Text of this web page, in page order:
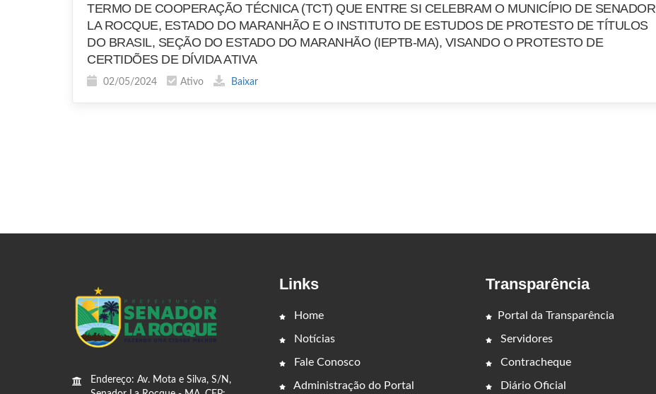
TERMO DE COOPERAÇÃO TÉCNICA (TCT) QUE ENTRE SI CELEBRAM O MUNICÍPIO DE SENADOR
LA ROCQUE, ESTADO DO MARANHÃO E O INSTITUTO DE ESTUDOS DE PROTESTO DE TÍTULOS
DO BRASIL, SEÇÃO DO ESTADO DO MARANHÃO (IEPTB-MA), VISANDO O PROTESTO DE
CERTIDÕES DE DÍVIDA ATIVA
02/05/2024 Ativo Baixar
Endereço: Av. Mota e Silva, S/N,
Links
Home
Notícias
Fale Conosco
Administração do Portal
Transparência
Portal da Transparência
Servidores
Contracheque
Diário Oficial